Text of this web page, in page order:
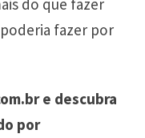
do que fazer
fazer por
e descubra
por